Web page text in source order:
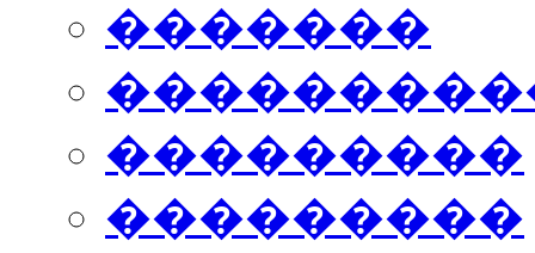
�������
���������
���������